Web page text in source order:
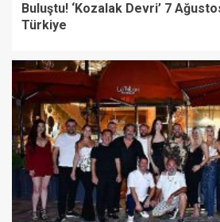
Buluştu! ‘Kozalak Devri’ 7
Türkiye